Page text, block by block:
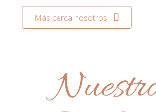
Más cerca nosotros